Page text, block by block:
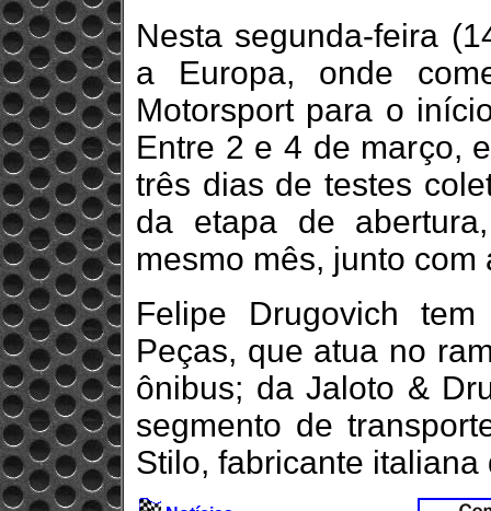
Nesta segunda-feira
a Europa, onde
Motorsport para o
Entre 2 e 4 de março,
três dias de testes
da etapa de
mesmo mês, junto com
Felipe Drugovich
Peças, que atua no
ônibus; da Jaloto &
segmento de
Stilo, fabricante italiana